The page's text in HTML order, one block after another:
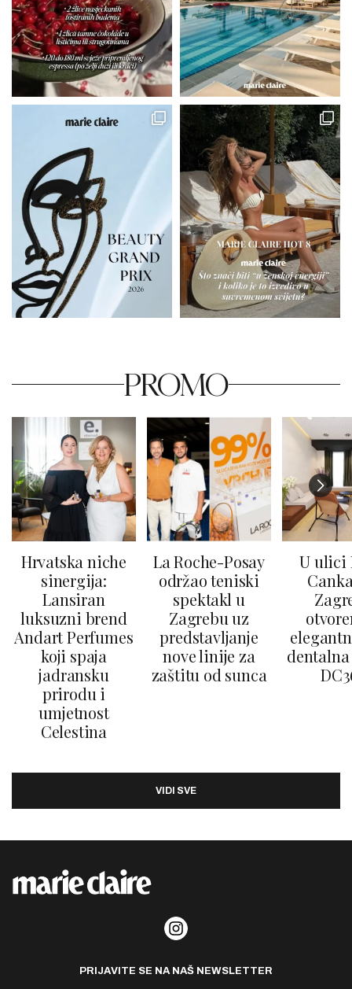
PROMO
Hrvatska niche
sinergija:
Lansiran
luksuzni brend
Andart Perfumes
koji spaja
jadransku
prirodu i
umjetnost
Celestina
La Roche-Posay
održao teniski
spektakl u
Zagrebu uz
predstavljanje
nove linije za
zaštitu od sunca
U ulici
VIDI SVE
PRIJAVITE SE NA NAŠ NEWSLETTER